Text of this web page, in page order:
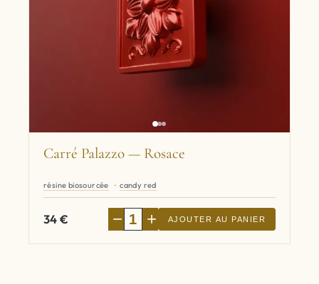
Carré Palazzo — Rosace
résine biosourcée candy red
34€ − + AJOUTER AU PANIER